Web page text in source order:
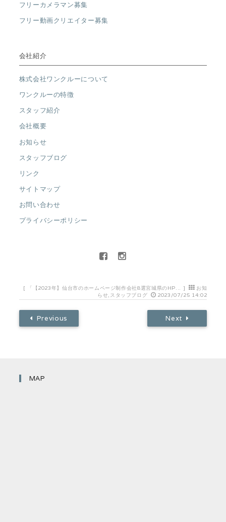
フリーカメラマン募集
フリー動画クリエイター募集
会社紹介
株式会社ワンクルーについて
ワンクルーの特徴
スタッフ紹介
会社概要
お知らせ
スタッフブログ
リンク
サイトマップ
お問い合わせ
プライバシーポリシー
[ 「【2023年】仙台市のホームページ制作会社8選宮城県のHP... ]
お知
らせ, スタッフブログ 2023/07/25 14:02
Previous Next
MAP